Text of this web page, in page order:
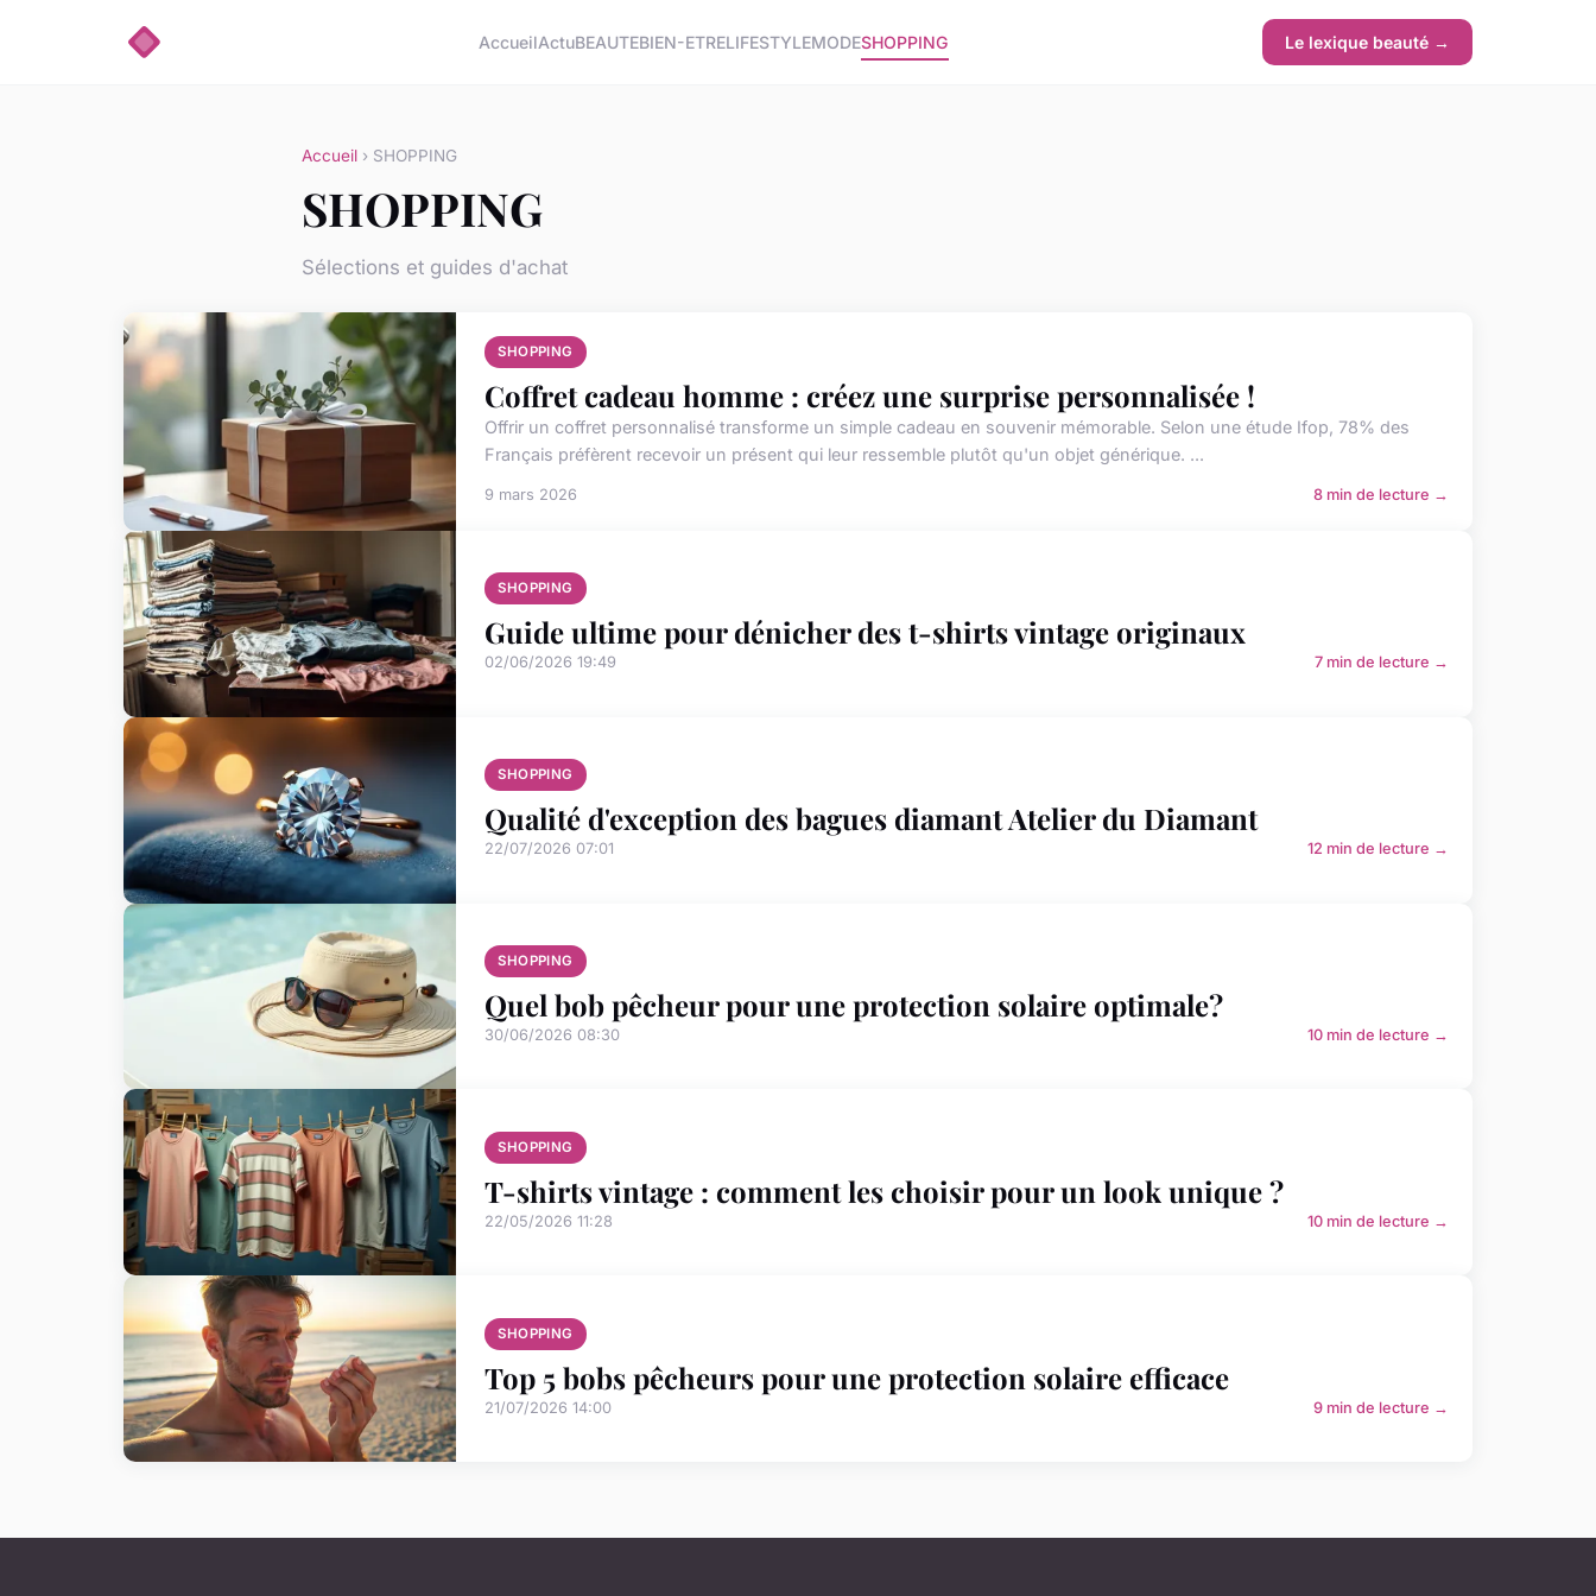
AccueilActuBEAUTEBIEN-ETRELIFESTYLEMODESHOPPING Le lexique beauté →
Accueil › SHOPPING
SHOPPING
Sélections et guides d'achat
SHOPPING
Coffret cadeau homme : créez une surprise personnalisée !
Offrir un coffret personnalisé transforme un simple cadeau en souvenir mémorable. Selon une étude Ifop, 78% des
Français préfèrent recevoir un présent qui leur ressemble plutôt qu'un objet générique. ...
9 mars 2026 8 min de lecture →
SHOPPING
Guide ultime pour dénicher des t-shirts vintage originaux
02/06/2026 19:49 7 min de lecture →
SHOPPING
Qualité d'exception des bagues diamant Atelier du Diamant
22/07/2026 07:01 12 min de lecture →
SHOPPING
Quel bob pêcheur pour une protection solaire optimale?
30/06/2026 08:30 10 min de lecture →
SHOPPING
T-shirts vintage : comment les choisir pour un look unique ?
22/05/2026 11:28 10 min de lecture →
SHOPPING
Top 5 bobs pêcheurs pour une protection solaire efficace
21/07/2026 14:00 9 min de lecture →